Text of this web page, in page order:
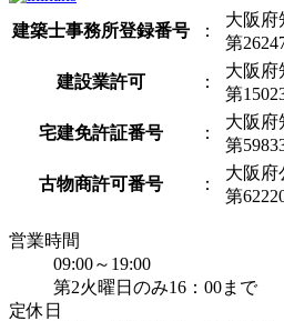
建築士事務所登録番号 ：
大阪府
第
建設業許可 ：
大阪府
第
宅建免許証番号 ：
大阪府
第
古物商許可番号 ：
大阪府
第
営業時間
09:00～19:00
第2火曜日のみ16：00まで
定休日